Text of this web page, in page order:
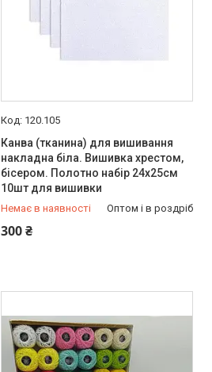
120.105
Канва (тканина) для вишивання
накладна біла. Вишивка хрестом,
бісером. Полотно набір 24х25см
10шт для вишивки
Немає в наявності Оптом і в роздріб
300 ₴
+380 (67) 647-30-00